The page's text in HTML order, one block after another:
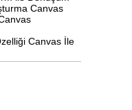
Canvas
Canvas İle